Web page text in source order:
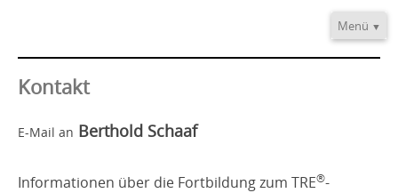
Fortbildung
Menü
Kontakt
E-Mail an Berthold Schaaf
Informationen über die Fortbildung zum TRE®-